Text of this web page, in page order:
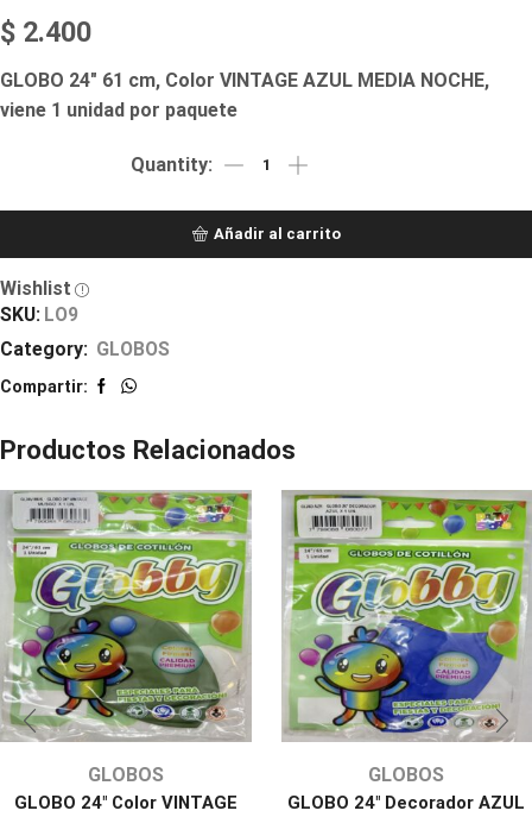
$ 2.400
GLOBO 24″ 61 cm, Color VINTAGE AZUL MEDIA NOCHE,
viene 1 unidad por paquete
Añadir al carrito
Wishlist
SKU: LO9
Category: GLOBOS
Compartir:
Productos Relacionados
GLOBOS
GLOBO 24″ Color VINTAGE
GLOBOS
GLOBO 24″ Decorador AZUL